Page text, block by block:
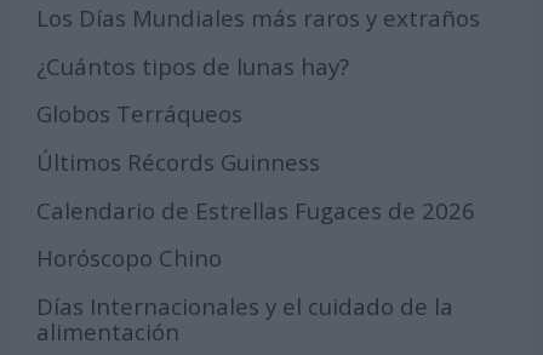
Los Días Mundiales más raros y extraños
¿Cuántos tipos de lunas hay?
Globos Terráqueos
Últimos Récords Guinness
Calendario de Estrellas Fugaces de 2026
Horóscopo Chino
Días Internacionales y el cuidado de la
alimentación